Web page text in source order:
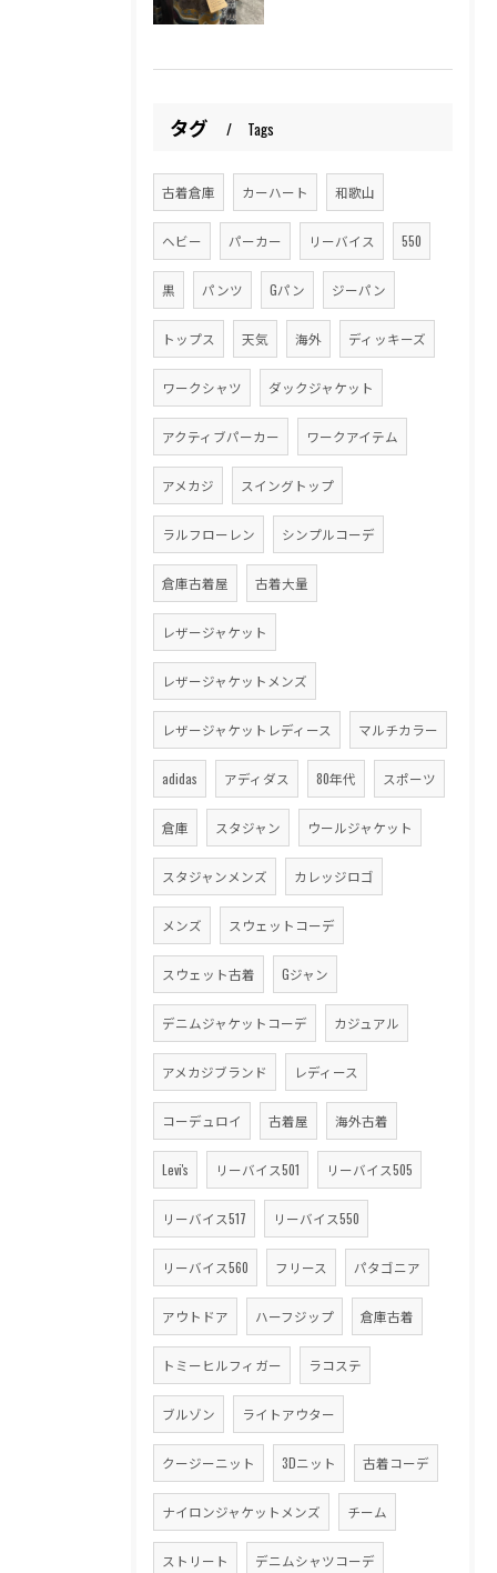
タグ Tags
古着倉庫 カーハート 和歌山
ヘビー パーカー リーバイス 550
黒 パンツ Gパン ジーパン
トップス 天気 海外 ディッキーズ
ワークシャツ ダックジャケット
アクティブパーカー ワークアイテム
アメカジ スイングトップ
ラルフローレン シンプルコーデ
倉庫古着屋 古着大量
レザージャケット
レザージャケットメンズ
レザージャケットレディース マルチカラー
adidas アディダス 80年代 スポーツ
倉庫 スタジャン ウールジャケット
スタジャンメンズ カレッジロゴ
メンズ スウェットコーデ
スウェット古着 Gジャン
デニムジャケットコーデ カジュアル
アメカジブランド レディース
コーデュロイ 古着屋 海外古着
Levi's リーバイス501 リーバイス505
リーバイス517 リーバイス550
リーバイス560 フリース パタゴニア
アウトドア ハーフジップ 倉庫古着
トミーヒルフィガー ラコステ
ブルゾン ライトアウター
クージーニット 3Dニット 古着コーデ
ナイロンジャケットメンズ チーム
ストリート デニムシャツコーデ